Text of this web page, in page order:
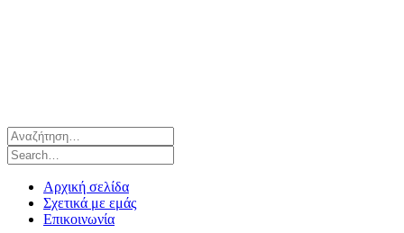
Αρχική σελίδα
Σχετικά με εμάς
Επικοινωνία